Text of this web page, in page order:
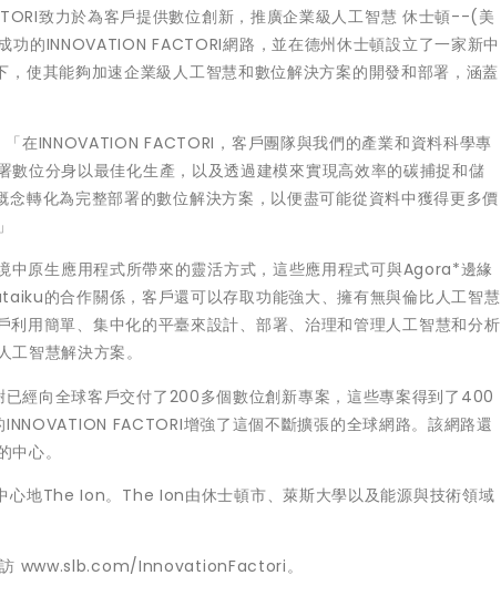
致力於為客戶提供數位創新，推廣企業級人工智慧 休士頓--(美
INNOVATION FACTORI網路，並在德州休士頓設立了一家新中
使其能夠加速企業級人工智慧和數位解決方案的開發和部署，涵蓋
INNOVATION FACTORI，客戶團隊與我們的產業和資料科學專
位分身以最佳化生產，以及透過建模來實現高效率的碳捕捉和儲
轉化為完整部署的數位解決方案，以便盡可能從資料中獲得更多價
原生應用程式所帶來的靈活方式，這些應用程式可與Agora*邊緣
的合作關係，客戶還可以存取功能強大、擁有無與倫比人工智慧
用簡單、集中化的平臺來設計、部署、治理和管理人工智慧和分析
智慧解決方案。
經向全球客戶交付了200多個數位創新專案，這些專案得到了400
FACTORI增強了這個不斷擴張的全球網路。該網路還
心。
心地The Ion。The Ion由休士頓市、萊斯大學以及能源與技術領域
訪 www.slb.com/InnovationFactori。